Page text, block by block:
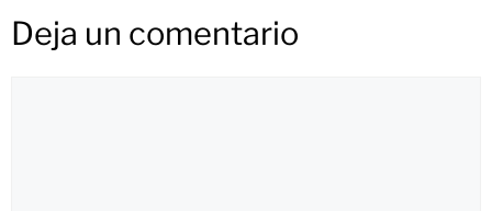
Deja un comentario